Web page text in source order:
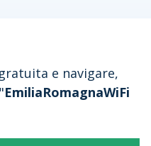
e navigare,
EmiliaRomagnaWiFi